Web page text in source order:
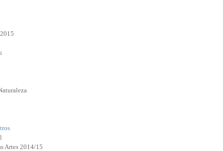
Artes 2014/15